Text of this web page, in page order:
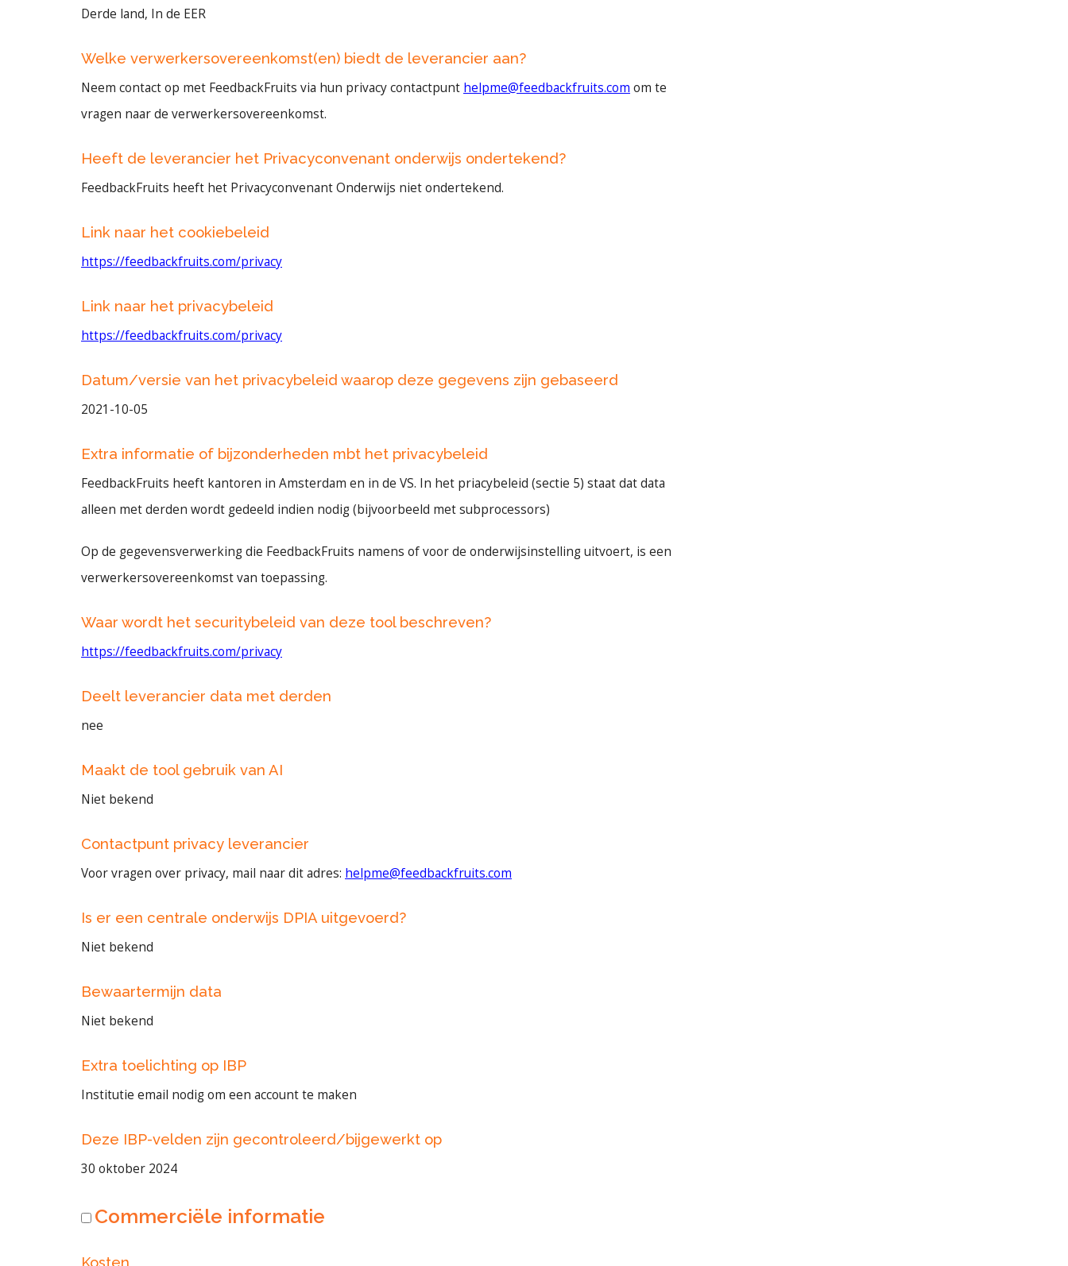
Derde land, In de EER
Welke verwerkersovereenkomst(en) biedt de leverancier aan?
Neem contact op met FeedbackFruits via hun privacy contactpunt helpme@feedbackfruits.com om te
vragen naar de verwerkersovereenkomst.
Heeft de leverancier het Privacyconvenant onderwijs ondertekend?
FeedbackFruits heeft het Privacyconvenant Onderwijs niet ondertekend.
Link naar het cookiebeleid
https://feedbackfruits.com/privacy
Link naar het privacybeleid
https://feedbackfruits.com/privacy
Datum/versie van het privacybeleid waarop deze gegevens zijn gebaseerd
2021-10-05
Extra informatie of bijzonderheden mbt het privacybeleid
FeedbackFruits heeft kantoren in Amsterdam en in de VS. In het priacybeleid (sectie 5) staat dat data
alleen met derden wordt gedeeld indien nodig (bijvoorbeeld met subprocessors)
Op de gegevensverwerking die FeedbackFruits namens of voor de onderwijsinstelling uitvoert, is een
verwerkersovereenkomst van toepassing.
Waar wordt het securitybeleid van deze tool beschreven?
https://feedbackfruits.com/privacy
Deelt leverancier data met derden
nee
Maakt de tool gebruik van AI
Niet bekend
Contactpunt privacy leverancier
Voor vragen over privacy, mail naar dit adres: helpme@feedbackfruits.com
Is er een centrale onderwijs DPIA uitgevoerd?
Niet bekend
Bewaartermijn data
Niet bekend
Extra toelichting op IBP
Institutie email nodig om een account te maken
Deze IBP-velden zijn gecontroleerd/bijgewerkt op
30 oktober 2024
Commerciële informatie